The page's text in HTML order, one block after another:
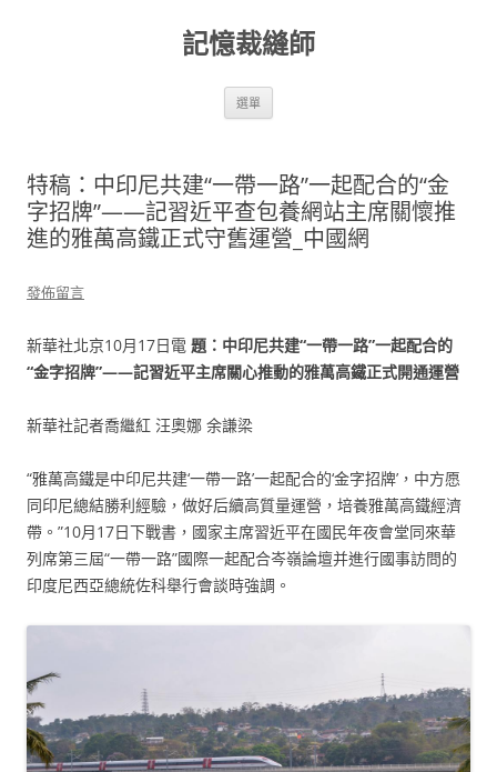
記憶裁縫師
選單
特稿：中印尼共建“一帶一路”一起配合的“金
字招牌”——記習近平查包養網站主席關懷推
進的雅萬高鐵正式守舊運營_中國網
發佈留言
新華社北京10月17日電 題：中印尼共建“一帶一路”一起配合的
“金字招牌”——記習近平主席關心推動的雅萬高鐵正式開通運營
新華社記者喬繼紅 汪奧娜 余謙梁
“雅萬高鐵是中印尼共建‘一帶一路’一起配合的‘金字招牌’，中方愿
同印尼總結勝利經驗，做好后續高質量運營，培養雅萬高鐵經濟
帶。”10月17日下戰書，國家主席習近平在國民年夜會堂同來華
列席第三屆“一帶一路”國際一起配合岑嶺論壇并進行國事訪問的
印度尼西亞總統佐科舉行會談時強調。